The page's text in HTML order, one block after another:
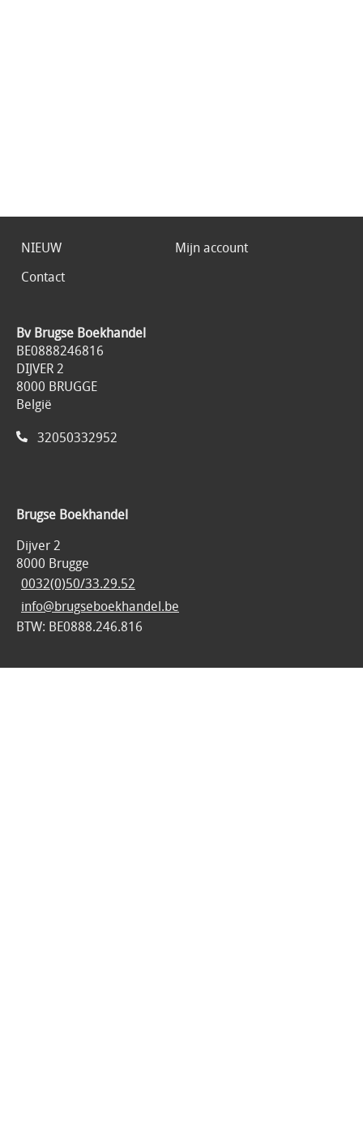
NIEUW
Mijn account
Contact
Bv Brugse Boekhandel
BE0888246816
DIJVER 2
8000 BRUGGE
België
32050332952
Brugse Boekhandel
Dijver 2
8000 Brugge
0032(0)50/33.29.52
info@brugseboekhandel.be
BTW: BE0888.246.816